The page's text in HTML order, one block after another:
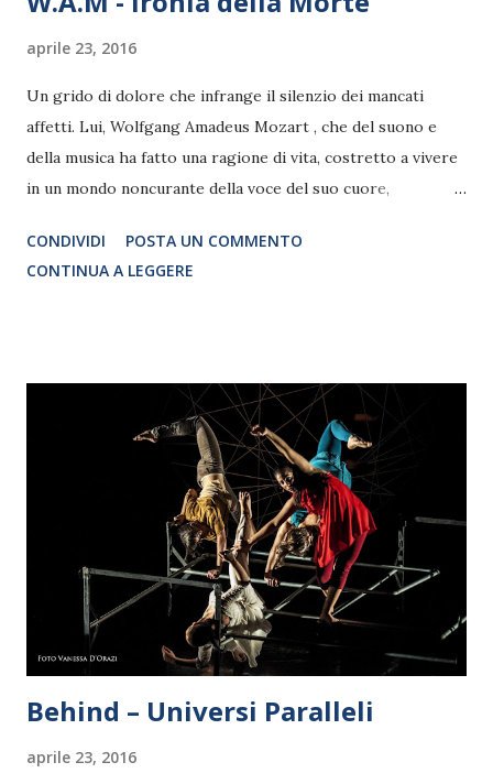
aprile 23, 2016
Un grido di dolore che infrange il silenzio dei mancati
affetti. Lui, Wolfgang Amadeus Mozart , che del suono e
della musica ha fatto una ragione di vita, costretto a vivere
in un mondo noncurante della voce del suo cuore,
personaggio che alla persona. Un grido di dolore che
attraversa tre secoli e arriva al Teatro Marconi come un
CONDIVIDI
POSTA UN COMMENTO
CONTINUA A LEGGERE
Behind – Universi Paralleli
aprile 23, 2016